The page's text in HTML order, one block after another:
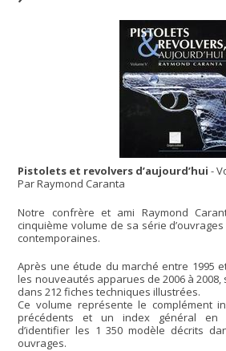
Pistolets et revolvers d’aujourd’hui -
Par Raymond Caranta
Notre confrère et ami Raymond
cinquième volume de sa série
contemporaines.
Après une étude du marché entre 1995
les nouveautés apparues de 2006 à 2008,
dans 212 fiches techniques illustrées.
Ce volume représente le complément
précédents et un index général en
d’identifier les 1 350 modèle décrits
ouvrages.